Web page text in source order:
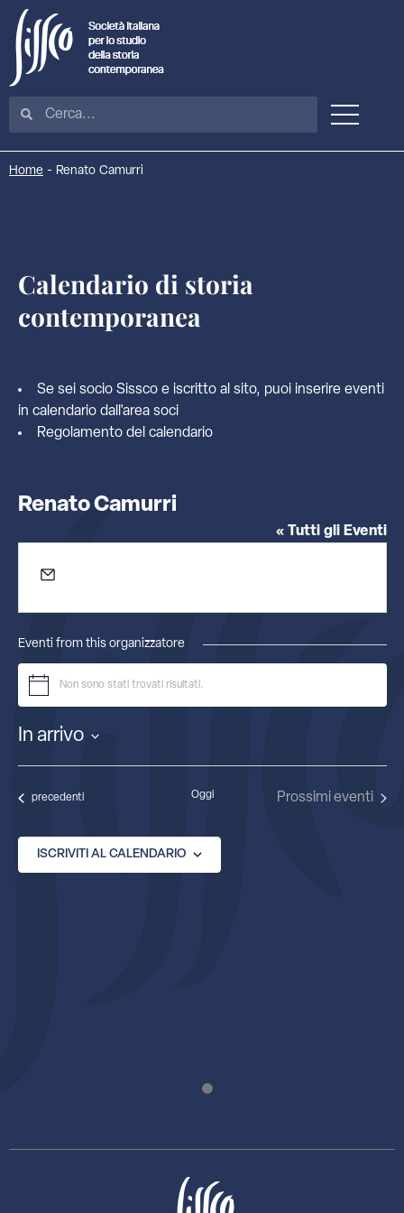
Home - Renato Camurri
Calendario di storia
contemporanea
Se sei socio Sissco e iscritto al sito, puoi inserire eventi
in calendario dall'area soci
Regolamento del calendario
Renato Camurri
« Tutti gli Eventi
Eventi from this organizzatore
Non sono stati trovati risultati.
In arrivo
Eventi
precedenti Oggi Prossimi eventi
ISCRIVITI AL CALENDARIO